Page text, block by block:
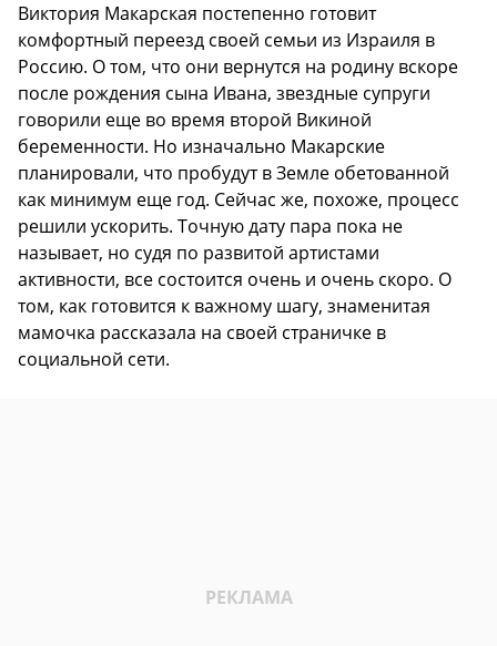
Виктория Макарская постепенно готовит
комфортный переезд своей семьи из Израиля в
Россию. О том, что они вернутся на родину вскоре
после рождения сына Ивана, звездные супруги
говорили еще во время второй Викиной
беременности. Но изначально Макарские
планировали, что пробудут в Земле обетованной
как минимум еще год. Сейчас же, похоже, процесс
решили ускорить. Точную дату пара пока не
называет, но судя по развитой артистами
активности, все состоится очень и очень скоро. О
том, как готовится к важному шагу, знаменитая
мамочка рассказала на своей страничке в
социальной сети.